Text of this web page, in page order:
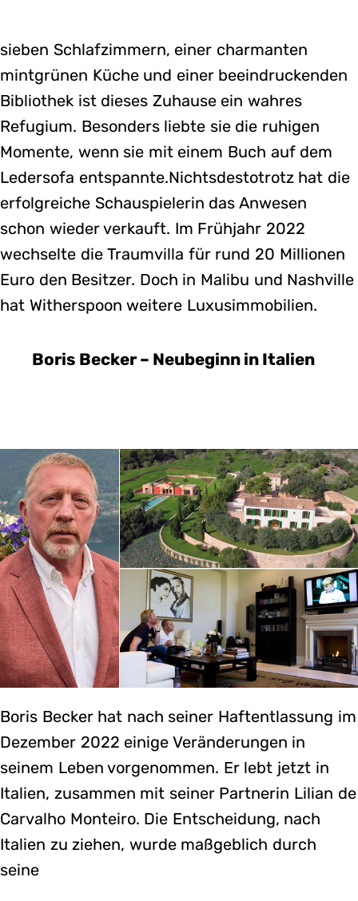
sieben Schlafzimmern, einer charmanten
mintgrünen Küche und einer beeindruckenden
Bibliothek ist dieses Zuhause ein wahres
Refugium. Besonders liebte sie die ruhigen
Momente, wenn sie mit einem Buch auf dem
Ledersofa entspannte.Nichtsdestotrotz hat die
erfolgreiche Schauspielerin das Anwesen
schon wieder verkauft. Im Frühjahr 2022
wechselte die Traumvilla für rund 20 Millionen
Euro den Besitzer. Doch in Malibu und Nashville
hat Witherspoon weitere Luxusimmobilien.
Boris Becker – Neubeginn in Italien
Boris Becker hat nach seiner Haftentlassung im
Dezember 2022 einige Veränderungen in
seinem Leben vorgenommen. Er lebt jetzt in
Italien, zusammen mit seiner Partnerin Lilian de
Carvalho Monteiro. Die Entscheidung, nach
Italien zu ziehen, wurde maßgeblich durch
seine